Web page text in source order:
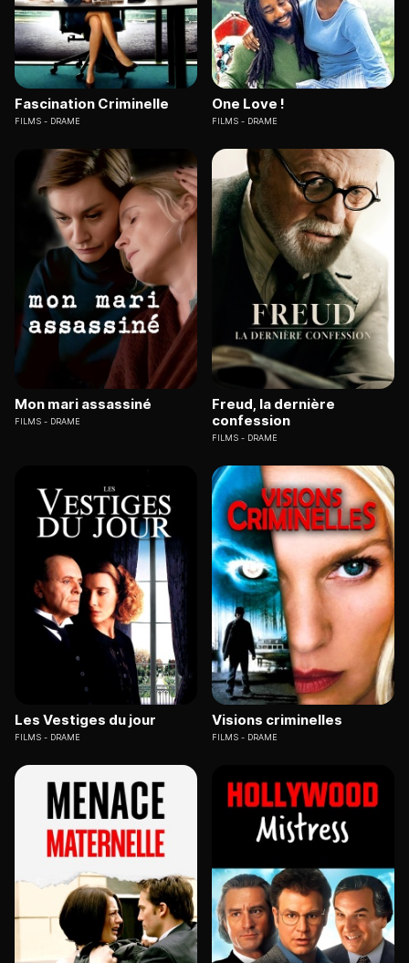
Fascination Criminelle
FILMS DRAME
One Love !
FILMS DRAME
Mon mari assassiné
FILMS DRAME
Freud, la dernière
confession
FILMS DRAME
Les Vestiges du jour
FILMS DRAME
Visions criminelles
FILMS DRAME